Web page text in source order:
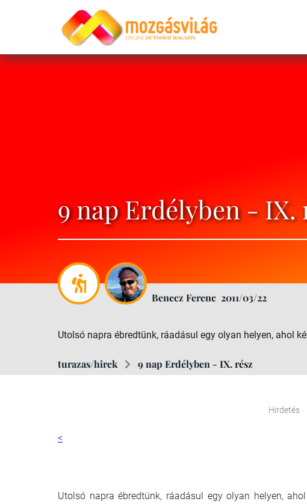
9 nap Erdélyben - IX.
Benecz Ferenc 2011/03/22
Utolsó napra ébredtünk, ráadásul egy olyan helyen, ahol
turazas/hirek 9 nap Erdélyben - IX. rész
Hirdetés
<
Utolsó napra ébredtünk, ráadásul egy olyan helyen,